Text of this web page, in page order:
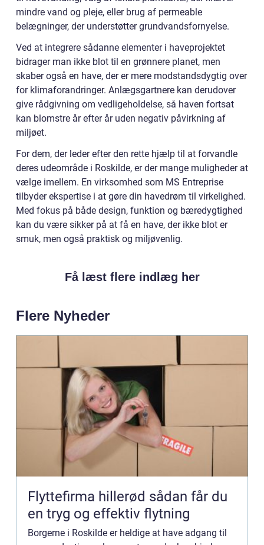
mindre vand og pleje, eller brug af permeable
belægninger, der understøtter grundvandsfornyelse.
Ved at integrere sådanne elementer i haveprojektet
bidrager man ikke blot til en grønnere planet, men
skaber også en have, der er mere modstandsdygtig over
for klimaforandringer. Anlægsgartnere kan derudover
give rådgivning om vedligeholdelse, så haven fortsat
kan blomstre år efter år uden negativ påvirkning af
miljøet.
For dem, der leder efter den rette hjælp til at forvandle
deres udeområde i Roskilde, er der mange muligheder at
vælge imellem. En virksomhed som MS Entreprise
tilbyder ekspertise i at gøre din havedrøm til virkelighed.
Med fokus på både design, funktion og bæredygtighed
kan du være sikker på at få en have, der ikke blot er
smuk, men også praktisk og miljøvenlig.
Få læst flere indlæg her
Flere Nyheder
Flyttefirma hillerød sådan får du
en tryg og effektiv flytning
Borgerne i Roskilde er heldige at have adgang til